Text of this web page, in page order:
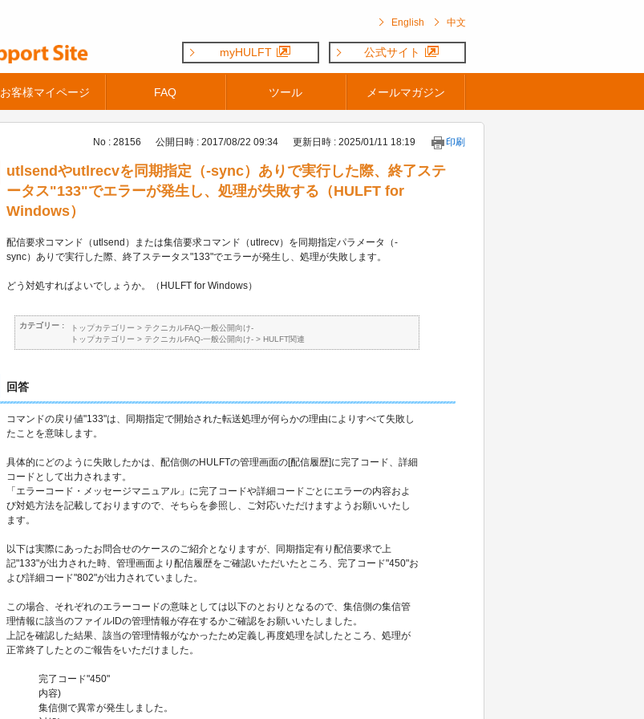
English 中文
お客様マイページ FAQ ツール メールマガジン
myHULFT 公式サイト
No : 28156 公開日時 : 2017/08/22 09:34 更新日時 : 2025/01/11 18:19 印刷
utlsendやutlrecvを同期指定（-sync）ありで実行した際、終了ステ
ータス"133"でエラーが発生し、処理が失敗する（HULFT for
Windows）
配信要求コマンド（utlsend）または集信要求コマンド（utlrecv）を同期指定パラメータ（-
sync）ありで実行した際、終了ステータス"133"でエラーが発生し、処理が失敗します。
どう対処すればよいでしょうか。（HULFT for Windows）
カテゴリー : トップカテゴリー > テクニカルFAQ-一般公開向け-
トップカテゴリー > テクニカルFAQ-一般公開向け-> HULFT関連
回答
コマンドの戻り値"133"は、同期指定で開始された転送処理が何らかの理由によりすべて失敗し
たことを意味します。
具体的にどのように失敗したかは、配信側のHULFTの管理画面の[配信履歴]に完了コード、詳細
コードとして出力されます。
「エラーコード・メッセージマニュアル」に完了コードや詳細コードごとにエラーの内容およ
び対処方法を記載しておりますので、そちらを参照し、ご対応いただけますようお願いいたし
ます。
以下は実際にあったお問合せのケースのご紹介となりますが、同期指定有り配信要求で上
記"133"が出力された時、管理画面より配信履歴をご確認いただいたところ、完了コード"450"お
よび詳細コード"802"が出力されていました。
この場合、それぞれのエラーコードの意味としては以下のとおりとなるので、集信側の集信管
理情報に該当のファイルIDの管理情報が存在するかご確認をお願いいたしました。
上記を確認した結果、該当の管理情報がなかったため定義し再度処理を試したところ、処理が
正常終了したとのご報告をいただけました。
完了コード"450"
内容)
集信側で異常が発生しました。